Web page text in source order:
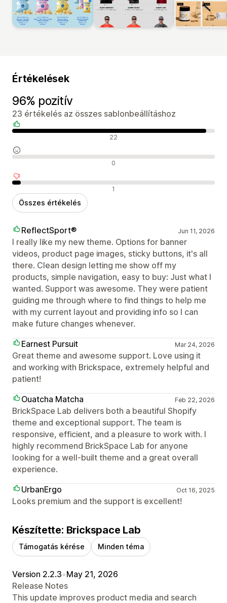
Értékelések
96% pozitív
23 értékelés az összes sablonbeállításhoz
Pozitív értékelések 22
Semleges értékelések 0
Negatív értékelések 1
Összes értékelés
ReflectSport® Jun 11, 2026
I really like my new theme. Options for banner
videos, product page images, sticky buttons, it's all
there. Clean design letting me show off my
products, simple navigation, easy to buy: Just what I
wanted. Support was awesome. They were patient
guiding me through where to find things to help me
with my current layout and providing info so I can
make future changes whenever.
Earnest Pursuit
Mar 24, 2026
Great theme and awesome support. Love using it
and working with Brickspace, extremely helpful and
patient!
Ouatcha Matcha
Feb 22, 2026
BrickSpace Lab delivers both a beautiful Shopify
theme and exceptional support. The team is
responsive, efficient, and a pleasure to work with. I
highly recommend BrickSpace Lab for anyone
looking for a well-built theme and a great overall
experience.
UrbanErgo
Oct 16, 2025
Looks premium and the support is excellent!
Készítette: Brickspace Lab
Támogatás kérése Minden téma
Version 2.2.3•May 21, 2026
Release Notes
This update improves product media and search